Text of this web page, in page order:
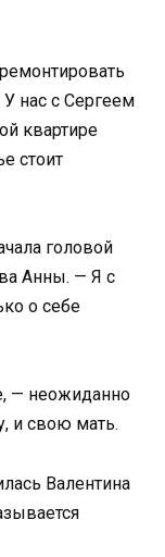
нас с Сергеем
квартире
стоит
головой
Анны. — Я с
о себе
— неожиданно
и свою мать.
Валентина